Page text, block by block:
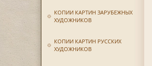
КОПИИ КАРТИН ЗАРУБЕЖНЫХ
ХУДОЖНИКОВ
КОПИИ КАРТИН РУССКИХ
ХУДОЖНИКОВ